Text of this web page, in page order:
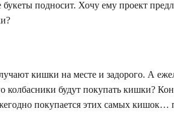
подносит. Хочу ему проект
кишки на месте и задорого. А
будут покупать кишки?
покупается этих самых